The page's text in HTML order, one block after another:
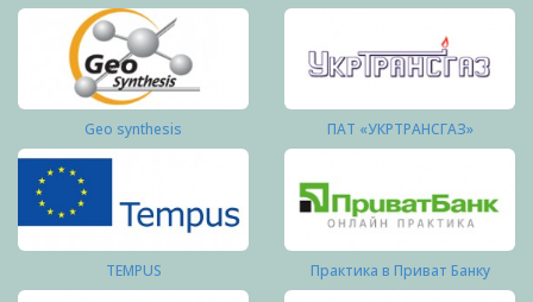
Geo synthesis ПАТ «УКРТРАНСГАЗ»
TEMPUS Практика в Приват Банку